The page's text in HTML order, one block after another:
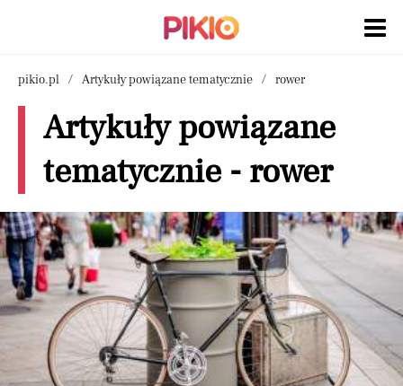
pikio.pl Artykuły powiązane tematycznie rower
Artykuły powiązane
tematycznie - rower